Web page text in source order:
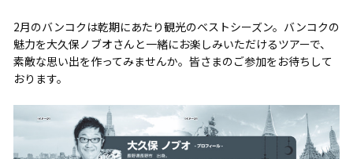
2月のバンコクは乾期にあたり観光のベストシーズン。バンコクの
魅力を大久保ノブオさんと一緒にお楽しみいただけるツアーで、
素敵な思い出を作ってみませんか。皆さまのご参加をお待ちして
おります。